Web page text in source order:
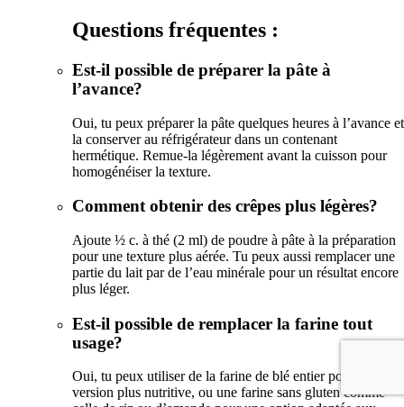
Questions fréquentes :
Est-il possible de préparer la pâte à
l’avance?
Oui, tu peux préparer la pâte quelques heures à l’avance et
la conserver au réfrigérateur dans un contenant
hermétique. Remue-la légèrement avant la cuisson pour
homogénéiser la texture.
Comment obtenir des crêpes plus légères?
Ajoute ½ c. à thé (2 ml) de poudre à pâte à la préparation
pour une texture plus aérée. Tu peux aussi remplacer une
partie du lait par de l’eau minérale pour un résultat encore
plus léger.
Est-il possible de remplacer la farine tout
usage?
Oui, tu peux utiliser de la farine de blé entier pour une
version plus nutritive, ou une farine sans gluten comme